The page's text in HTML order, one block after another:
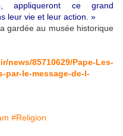
appliqueront ce grand
leur vie et leur action. »
gardée au musée historique
news/85710629/Pape-Les-
par-le-message-de-l-
#Religion